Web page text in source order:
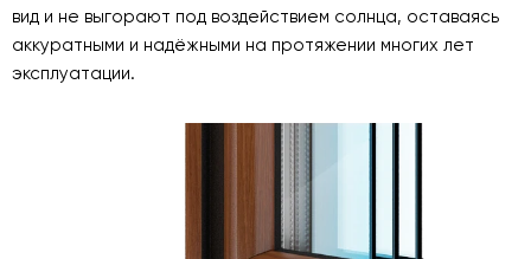
вид и не выгорают под воздействием солнца, оставаясь
аккуратными и надёжными на протяжении многих лет
эксплуатации.